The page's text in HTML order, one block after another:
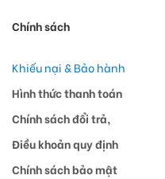
Chính sách
Khiếu nại & Bảo hành
Hình thức thanh toán
Chính sách đổi trả,
Điều khoản quy định
Chính sách bảo mật